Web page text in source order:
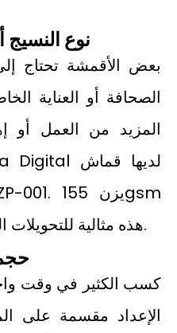
نوع النسيج
بعض الأقمشة تحتاج
الصحافة أو العناية
المزيد من العمل أو
ومصنع من 100٪ T. هذه مثالية للتحويلات الراقية.
كسب الكثير في وقت
الإعداد مقسمة على